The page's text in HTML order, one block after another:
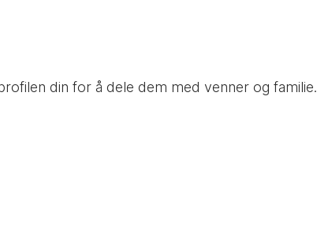
din for å dele dem med venner og familie.